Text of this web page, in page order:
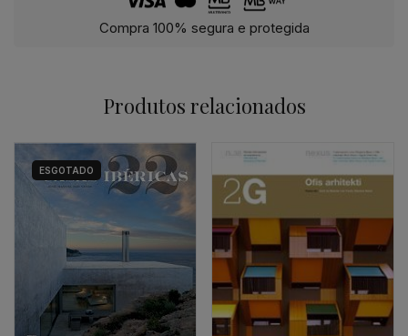
Compra 100% segura e protegida
Produtos relacionados
ESGOTADO